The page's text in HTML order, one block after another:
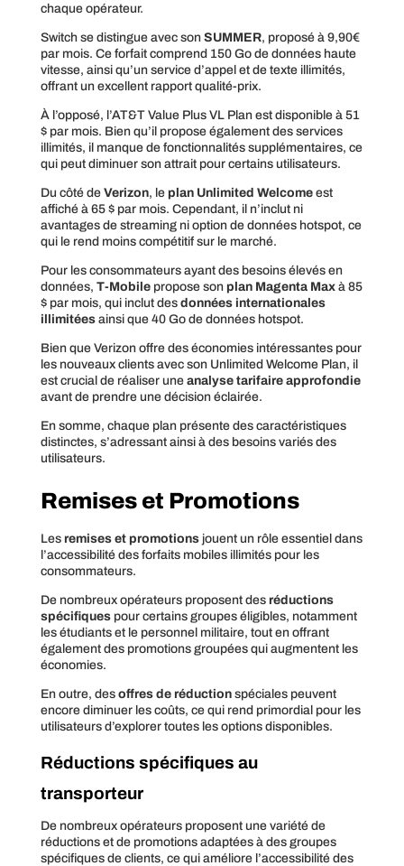
chaque opérateur.
Switch se distingue avec son SUMMER, proposé à 9,90€
par mois. Ce forfait comprend 150 Go de données haute
vitesse, ainsi qu’un service d’appel et de texte illimités,
offrant un excellent rapport qualité-prix.
À l’opposé, l’AT&T Value Plus VL Plan est disponible à 51
$ par mois. Bien qu’il propose également des services
illimités, il manque de fonctionnalités supplémentaires, ce
qui peut diminuer son attrait pour certains utilisateurs.
Du côté de Verizon, le plan Unlimited Welcomeest
affiché à 65 $ par mois. Cependant, il n’inclut ni
avantages de streaming ni option de données hotspot, ce
qui le rend moins compétitif sur le marché.
Pour les consommateurs ayant des besoins élevés en
données, T-Mobilepropose son plan Magenta Maxà 85
$ par mois, qui inclut des données internationales
illimitéesainsi que 40 Go de données hotspot.
Bien que Verizon offre des économies intéressantes pour
les nouveaux clients avec son Unlimited Welcome Plan, il
est crucial de réaliser une analyse tarifaire approfondie
avant de prendre une décision éclairée.
En somme, chaque plan présente des caractéristiques
distinctes, s’adressant ainsi à des besoins variés des
utilisateurs.
Remises et Promotions
Les remises et promotionsjouent un rôle essentiel dans
l’accessibilité des forfaits mobiles illimités pour les
consommateurs.
De nombreux opérateurs proposent des réductions
spécifiquespour certains groupes éligibles, notamment
les étudiants et le personnel militaire, tout en offrant
également des promotions groupées qui augmentent les
économies.
En outre, des offres de réductionspéciales peuvent
encore diminuer les coûts, ce qui rend primordial pour les
utilisateurs d’explorer toutes les options disponibles.
Réductions spécifiques au
transporteur
De nombreux opérateurs proposent une variété de
réductions et de promotions adaptées à des groupes
spécifiques de clients, ce qui améliore l’accessibilité des